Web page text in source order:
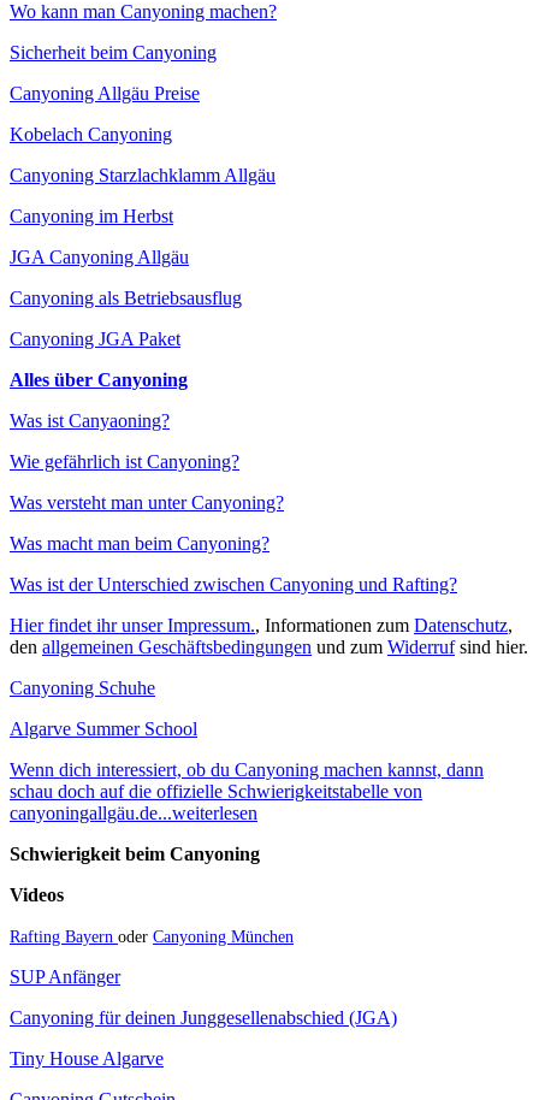
Wo kann man Canyoning machen?
Sicherheit beim Canyoning
Canyoning Allgäu Preise
Kobelach Canyoning
Canyoning Starzlachklamm Allgäu
Canyoning im Herbst
JGA Canyoning Allgäu
Canyoning als Betriebsausflug
Canyoning JGA Paket
Alles über Canyoning
Was ist Canyaoning?
Wie gefährlich ist Canyoning?
Was versteht man unter Canyoning?
Was macht man beim Canyoning?
Was ist der Unterschied zwischen Canyoning und Rafting?
Hier findet ihr unser Impressum., Informationen zum Datenschutz,
den allgemeinen Geschäftsbedingungen und zum Widerrufsind hier.
Canyoning Schuhe
Algarve Summer School
Wenn dich interessiert, ob du Canyoning machen kannst, dann
schau doch auf die offizielle Schwierigkeitstabelle von
canyoningallgäu.de...weiterlesen
Schwierigkeit beim Canyoning
Videos
Rafting Bayern oder Canyoning München
SUP Anfänger
Canyoning für deinen Junggesellenabschied (JGA)
Tiny House Algarve